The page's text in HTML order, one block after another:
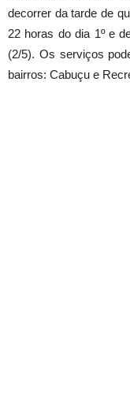
decorrer da tarde de
22 horas do dia 1º e
(2/5). Os serviços
bairros: Cabuçu e